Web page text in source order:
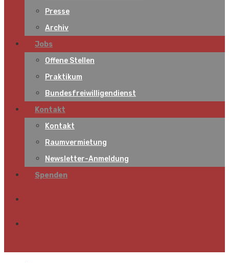
Presse
Archiv
Jobs
Offene Stellen
Praktikum
Bundesfreiwilligendienst
Kontakt
Kontakt
Raumvermietung
Newsletter-Anmeldung
Spenden